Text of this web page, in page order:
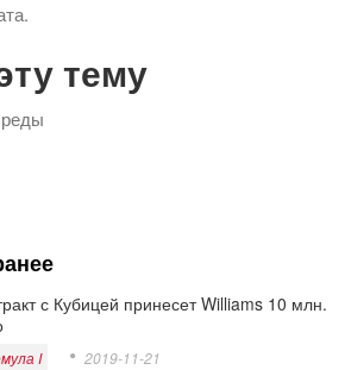
тему
с Кубицей принесет Williams 10 млн.
I 2019-11-21